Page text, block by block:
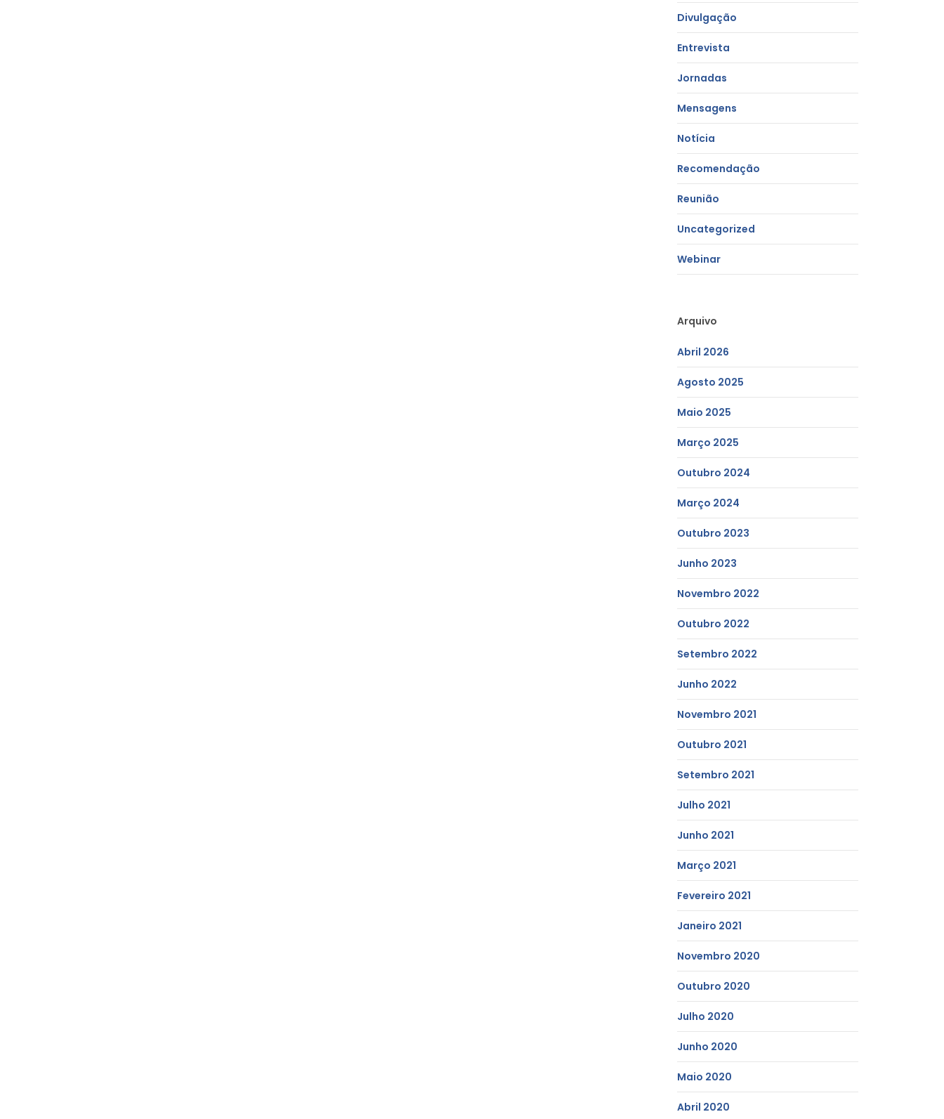
Divulgação
Entrevista
Jornadas
Mensagens
Notícia
Recomendação
Reunião
Uncategorized
Webinar
Arquivo
Abril 2026
Agosto 2025
Maio 2025
Março 2025
Outubro 2024
Março 2024
Outubro 2023
Junho 2023
Novembro 2022
Outubro 2022
Setembro 2022
Junho 2022
Novembro 2021
Outubro 2021
Setembro 2021
Julho 2021
Junho 2021
Março 2021
Fevereiro 2021
Janeiro 2021
Novembro 2020
Outubro 2020
Julho 2020
Junho 2020
Maio 2020
Abril 2020